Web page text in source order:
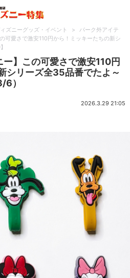
ズニーグッズ・イベント >
パーク外アイテ
可愛さで激安110円から！ミッキーたちの新シ
ー】この可愛さで激安110円
シリーズ全35品番でたよ～
6）
2026.3.29 21:05